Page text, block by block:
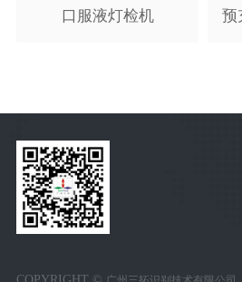
口服液灯检机 预